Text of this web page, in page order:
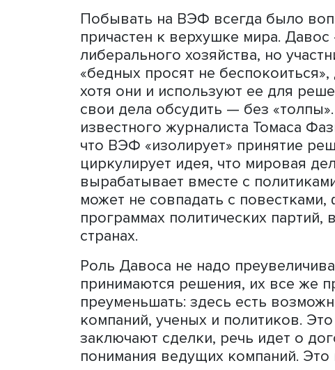
На минувшей неделе
экономический форум (ВЭФ)
надо преувеличивать:
решения. Но в то же время
действий компаний и
элиты с HSE Daily
мировой экономики
политикиординарный
Побывать на ВЭФ всегда
причастен к верхушке мира.
либерального хозяйства, но
«бедных просят не
хотя они и используют ее
свои дела обсудить — без
известного журналиста
что ВЭФ «изолирует»
циркулирует идея, что